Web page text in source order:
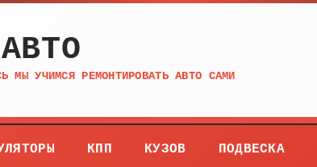
МЫ УЧИМСЯ РЕМОНТИРОВАТЬ АВТО САМИ
КПП КУЗОВ ПОДВЕСКА